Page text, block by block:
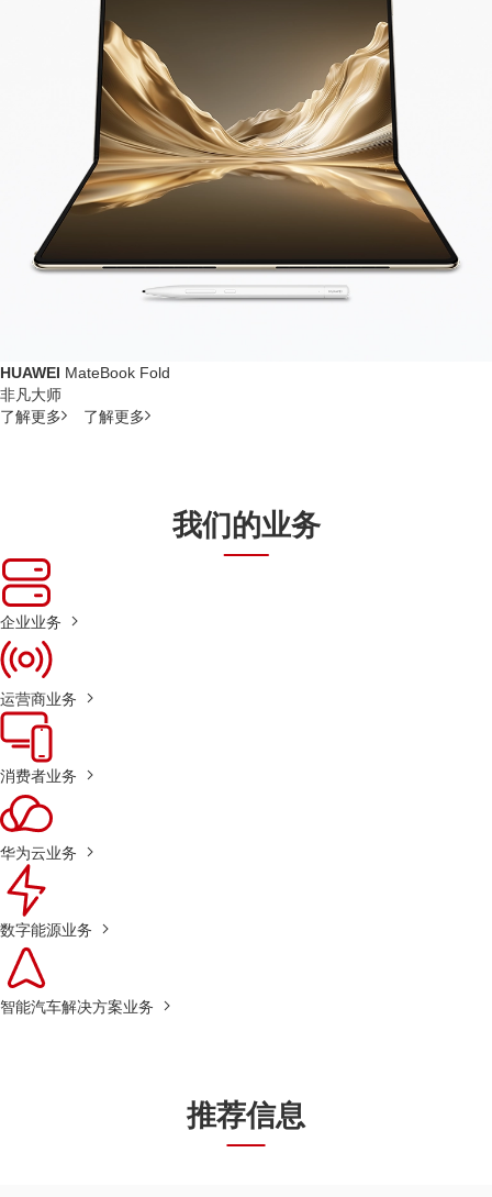
HUAWEI MateBook Fold
非凡大师
了解更多
了解更多
我们的业务
企业业务
运营商业务
消费者业务
华为云业务
数字能源业务
智能汽车解决方案业务
推荐信息